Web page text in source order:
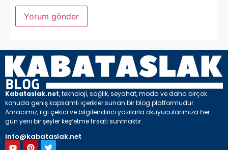
Kabataslak.net, teknoloji, sağlık, seyahat, moda ve daha birçok
konuda geniş kapsamlı içerikler sunan bir blog platformudur.
Amacımız, ilgi çekici ve bilgilendirici yazılarla okuyucularımıza her
gün yeni bir şeyler keşfetme fırsatı sunmaktır.
info@kabataslak.net